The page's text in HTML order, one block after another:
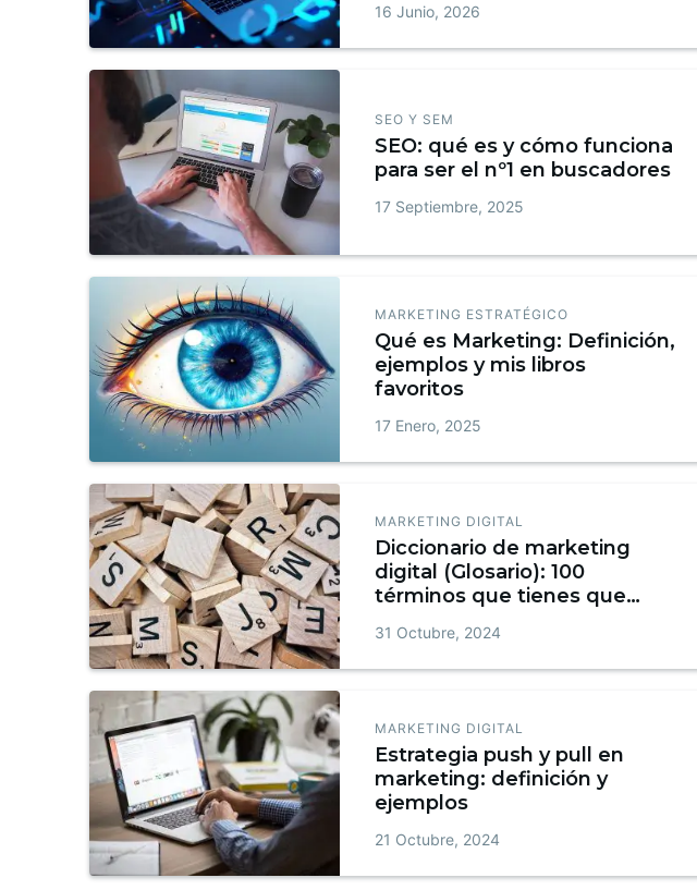
16 Junio, 2026
SEO Y SEM
SEO: qué es y cómo funciona
para ser el nº1 en buscadores
17 Septiembre, 2025
MARKETING ESTRATÉGICO
Qué es Marketing: Definición,
ejemplos y mis libros
favoritos
17 Enero, 2025
MARKETING DIGITAL
Diccionario de marketing
digital (Glosario): 100
términos que tienes que
31 Octubre, 2024
MARKETING DIGITAL
Estrategia push y pull en
marketing: definición y
ejemplos
21 Octubre, 2024